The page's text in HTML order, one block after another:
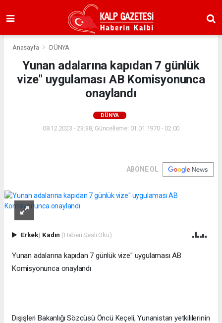
Anasayfa DÜNYA
Yunan adalarına kapıdan 7 günlük
vize" uygulaması AB Komisyonunca
onaylandı
DÜNYA
08.12.2023 - 23:38, Güncelleme: 01.01.1970 - 02:00
ABONE OL
Erkek| Kadın (Haberi Sesli Oku)
Yunan adalarına kapıdan 7 günlük vize" uygulaması AB
Komisyonunca onaylandı
Dışişleri Bakanlığı Sözcüsü Öncü Keçeli, Yunanistan yetkililerinin